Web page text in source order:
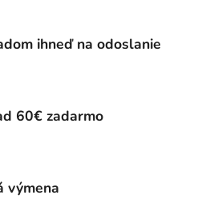
ihneď na odoslanie
60€ zadarmo
výmena